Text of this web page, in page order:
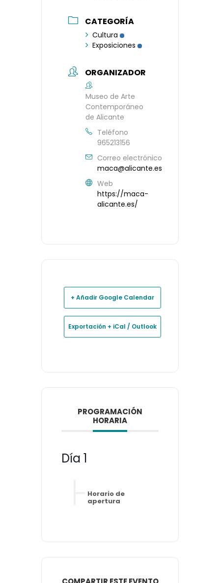
CATEGORÍA
Cultura
Exposiciones
ORGANIZADOR
Museo de Arte
Contemporáneo
de Alicante
Teléfono
965213156
Correo electrónico
maca@alicante.es
Web
https://maca-
alicante.es/
+ Añadir Google Calendar
Exportación + iCal / Outlook
PROGRAMACIÓN
HORARIA
Día 1
Horario de
apertura